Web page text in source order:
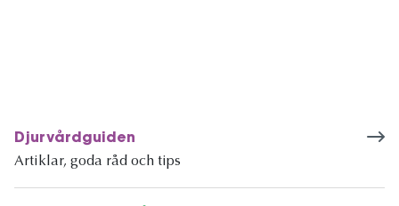
Djurvårdguiden
Artiklar, goda råd och tips